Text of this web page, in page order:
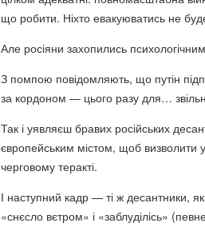
що робити. Ніхто евакуюватись не
Але росіяни захопились
З помпою повідомляють, що путін
за кордоном — цього разу для…
Так і уявляєш бравих російських
європейським містом, щоб визволити
черговому теракті.
І наступний кадр — ті ж десантники,
«снєсло вєтром» і «заблуділісь»